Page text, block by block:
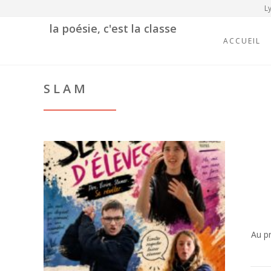
la poésie, c'est la classe
ACCUEIL
SLAM
Au